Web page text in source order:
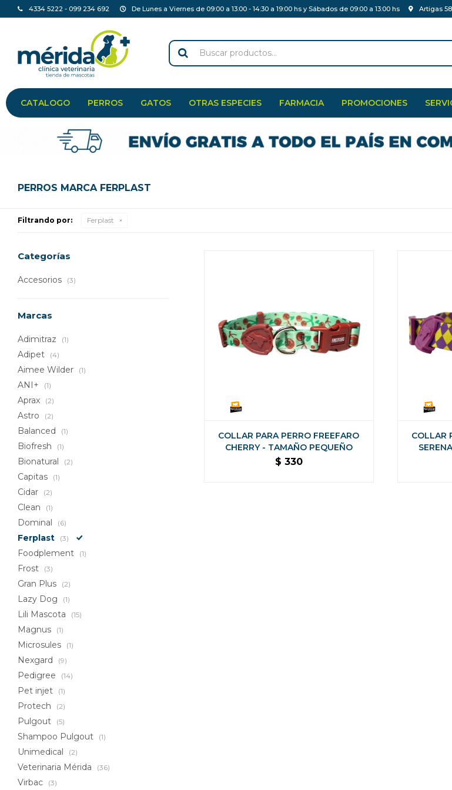
CATALOGO PERROS GATOS OTRAS ESPECIES FARMACIA PROMOCIONES
4334 5222 - 099 234 692 De Lunes a Viernes de 09:00 a 13:00 - 14:30 a 19:00 hs y Sábados de 09:00 a 13:00 hs Artigas
PERROS MARCA FERPLAST
Filtrando por: Ferplast
COLLAR PARA PERRO FREEFARO
CHERRY - TAMAÑO PEQUEÑO
$ 330
COLLAR
Categorías
Accesorios (3)
Marcas
Adimitraz (1)
Adipet (4)
Aimee Wilder (1)
ANI+ (1)
Aprax (2)
Astro (2)
Balanced (1)
Biofresh (1)
Bionatural (2)
Capitas (1)
Cidar (2)
Clean (1)
Dominal (6)
Ferplast (3)
Foodplement (1)
Frost (3)
Gran Plus (2)
Lazy Dog (1)
Lili Mascota (15)
Magnus (1)
Microsules (1)
Nexgard (9)
Pedigree (14)
Pet injet (1)
Protech (2)
Pulgout (5)
Shampoo Pulgout (1)
Unimedical (2)
Veterinaria Mérida (36)
Virbac (3)